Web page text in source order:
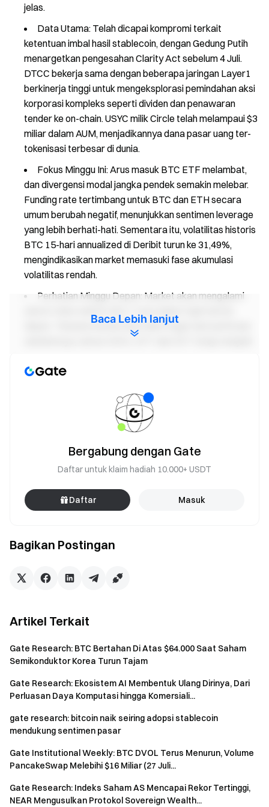
jelas.
Data Utama: Telah dicapai kompromi terkait
ketentuan imbal hasil stablecoin, dengan Gedung Putih
menargetkan pengesahan Clarity Act sebelum 4 Juli.
DTCC bekerja sama dengan beberapa jaringan Layer1
berkinerja tinggi untuk mengeksplorasi pemindahan aksi
korporasi kompleks seperti dividen dan penawaran
tender ke on-chain. USYC milik Circle telah melampaui $3
miliar dalam AUM, menjadikannya dana pasar uang ter-
tokenisasi terbesar di dunia.
Fokus Minggu Ini: Arus masuk BTC ETF melambat,
dan divergensi modal jangka pendek semakin melebar.
Funding rate tertimbang untuk BTC dan ETH secara
umum berubah negatif, menunjukkan sentimen leverage
yang lebih berhati-hati. Sementara itu, volatilitas historis
BTC 15-hari annualized di Deribit turun ke 31,49%,
mengindikasikan market memasuki fase akumulasi
volatilitas rendah.
Perhatian Minggu Depan: Market akan mengalami
depan. Tekanan keseluruhan lebih ringan dari perkiraan
sebelumnya, namun AVAX, APT, dan SXT tetap menjadi
mencakup sekitar 14,9% dari pasokan beredar, yang
Temukan detail lebih lanjut hari ini
Narasi Regulasi Menguat
mata uang kripto yang komprehensif, menyediakan konten
mendalam bagi pembaca, termasuk analisis teknikal,
analisis kebijakan makroekonomi.
Penafian
secara mandiri dan memahami sepenuhnya sifat aset serta
produk sebelum mengambil keputusan investasi.
Gate
bertanggung jawab atas kerugian atau kerusakan yang
Tim Gate
7 Mei 2026
Gerbang menuju Kripto
Perdagangkan lebih dari 4,900 mata uang kripto dengan
Baca Lebih lanjut
Bagikan Postingan
Bergabung dengan Gate
Daftar untuk klaim hadiah 10.000+ USDT
Daftar Masuk
Artikel Terkait
Gate Research: BTC Bertahan Di Atas $64.000 Saat Saham
Semikonduktor Korea Turun Tajam
Gate Research: Ekosistem AI Membentuk Ulang Dirinya, Dari
Perluasan Daya Komputasi hingga Komersiali...
gate research: bitcoin naik seiring adopsi stablecoin
mendukung sentimen pasar
Gate Institutional Weekly: BTC DVOL Terus Menurun, Volume
PancakeSwap Melebihi $16 Miliar (27 Juli...
Gate Research: Indeks Saham AS Mencapai Rekor Tertinggi,
NEAR Mengusulkan Protokol Sovereign Wealth...